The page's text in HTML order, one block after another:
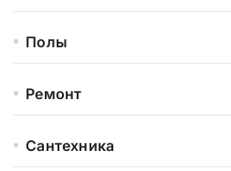
Полы
Ремонт
Сантехника